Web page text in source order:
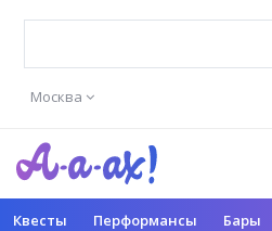
Москва
Квесты Перформансы Бары